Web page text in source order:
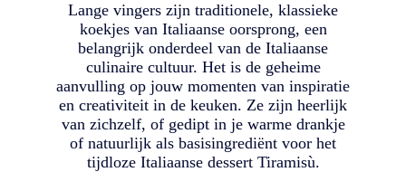
Lange vingers zijn traditionele, klassieke
koekjes van Italiaanse oorsprong, een
belangrijk onderdeel van de Italiaanse
culinaire cultuur. Het is de geheime
aanvulling op jouw momenten van inspiratie
en creativiteit in de keuken. Ze zijn heerlijk
van zichzelf, of gedipt in je warme drankje
of natuurlijk als basisingrediënt voor het
tijdloze Italiaanse dessert Tiramisù.